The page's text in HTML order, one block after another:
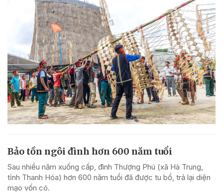
Bảo tồn ngôi đình hơn 600 năm tuổi
Sau nhiều năm xuống cấp, đình Thượng Phú (xã Hà Trung,
tỉnh Thanh Hóa) hơn 600 năm tuổi đã được tu bổ, trả lại diện
mạo vốn có.